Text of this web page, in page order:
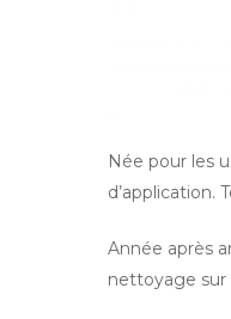
Née pour les
d’application.
Année après
nettoyage sur